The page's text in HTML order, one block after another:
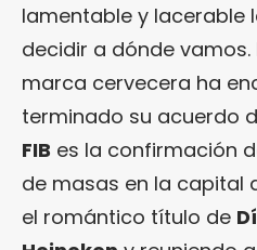
lamentable y lacerable
decidir a dónde vamos.
marca cervecera ha
terminado su acuerdo
FIB es la confirmación
de masas en la capital
el romántico título de